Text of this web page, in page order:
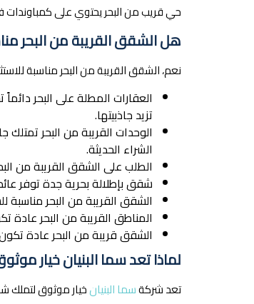
حي قريب من البحر يحتوي على كمباوندات
هل الشقق القريبة من البحر
نعم، الشقق القريبة من البحر مناسبة
العقارات المطلة على البحر
تزيد جاذبيتها.
الوحدات القريبة من البحر
الشراء الحديثة.
الطلب على الشقق القريبة من
شقق بإطلالة بحرية جدة توفر
الشقق القريبة من البحر مناسبة
المناطق القريبة من البحر عادة
الشقق قريبة من البحر عادة
لماذا تعد سما البنيان خيار
تعد شركةسما البنيانخيار موثوق لتملك